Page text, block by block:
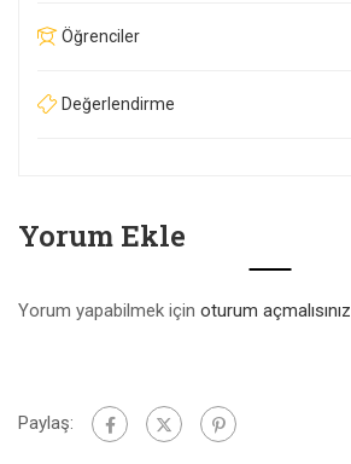
Öğrenciler
Değerlendirme
Yorum Ekle
Yorum yapabilmek için oturum açmalısınız
Paylaş: